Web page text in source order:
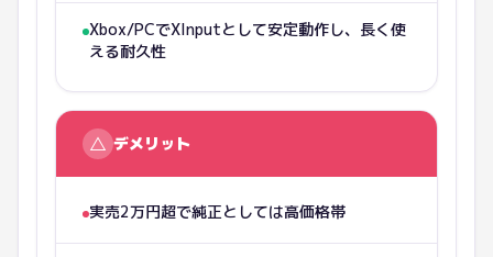
Xbox/PCでXInputとして安定動作し、長く使
える耐久性
△ デメリット
実売2万円超で純正としては高価格帯